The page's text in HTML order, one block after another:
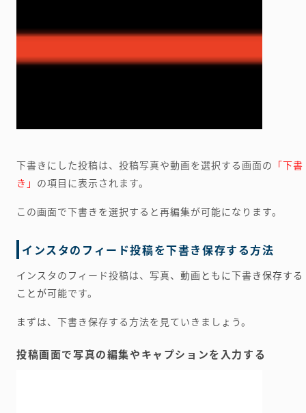
下書きにした投稿は、投稿写真や動画を選択する画面の 「下書
き」 の項目に表示されます。
この画面で下書きを選択すると再編集が可能になります。
インスタのフィード投稿を下書き保存する方法
インスタのフィード投稿は、 写真、動画ともに下書き保存する
ことが可能です。
まずは、下書き保存する方法を見ていきましょう。
投稿画面で写真の編集やキャプションを入力する